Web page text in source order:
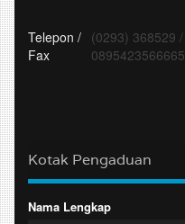
Telepon /
Fax
(0293) 368529 /
0895423566665
Kotak Pengaduan
Nama Lengkap